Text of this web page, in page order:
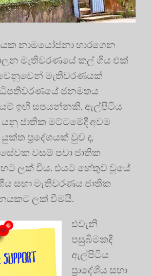
නාමයෝජනා භාරගෙන
මැතිවරණයේ කල් ගිය එක්
මැතිවරණයක්
ජනමතය
ඉඟි සපයන්නකි. ඇල්පිටිය
යනු ජාතික මට්ටමේදී අවම
ප්‍රදේශයක් වුව ද,
වසම් පවා ජාතික
ලක් විය. එයට හේතුව වූයේ
සභා මැතිවරණය ජාතික
ලක් වීමයි.
එවැනි
පසුබිමකදී
ඇල්පිටිය
ප්‍රාදේශීය සභා